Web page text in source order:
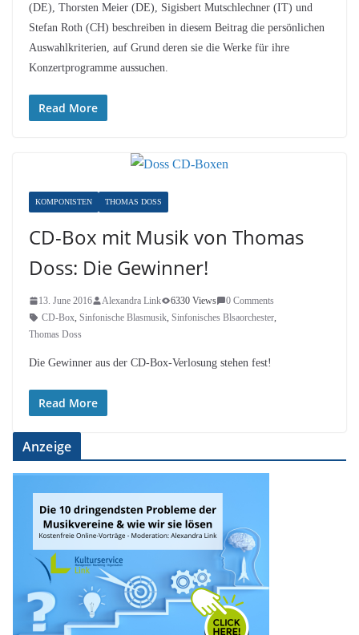
(DE), Thorsten Meier (DE), Sigisbert Mutschlechner (IT) und
Stefan Roth (CH) beschreiben in diesem Beitrag die persönlichen
Auswahlkriterien, auf Grund deren sie die Werke für ihre
Konzertprogramme aussuchen.
Read More
KOMPONISTEN THOMAS DOSS
CD-Box mit Musik von Thomas
Doss: Die Gewinner!
13. June 2016 Alexandra Link 6330 Views
0 Comments
CD-Box, Sinfonische Blasmusik, Sinfonisches Blsaorchester,
Thomas Doss
Die Gewinner aus der CD-Box-Verlosung stehen fest!
Read More
Anzeige